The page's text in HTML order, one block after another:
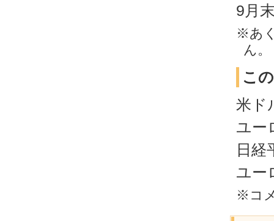
9月
※あ
ん。
こ
米ド
ユー
日経
ユー
※コ